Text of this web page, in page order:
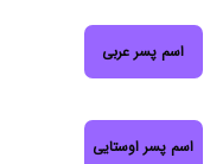
اسم پسر عربی
اسم پسر اوستایی